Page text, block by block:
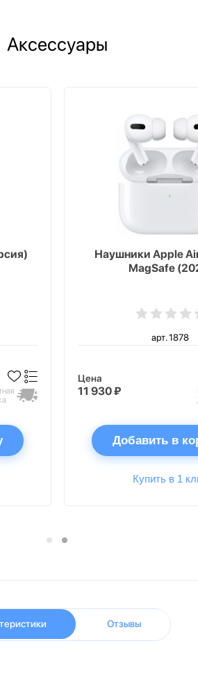
Аксессуары
Наушники Apple
MagSafe
арт. 1878
Цена
11 930 ₽
Добавить в
Купить в 1
Отзывы